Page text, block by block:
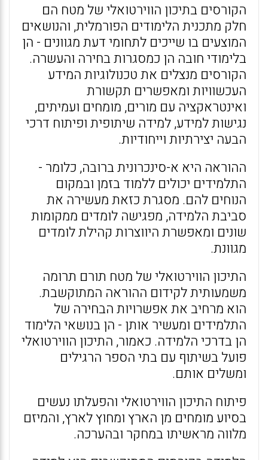
הקורסים בתיכון הווירטואלי של מטח הם
חלק מתכנית הלימודים הפורמלית, והנושאים
המוצעים בו שייכים לתחומי דעת מגוונים - הן
בלימודי חובה הן כמסגרות בחירה והעשרה.
הקורסים מנצלים את טכנולוגיות המידע
העכשוויות ומאפשרים תקשורת
ואינטראקציה עם מורים, מומחים ועמיתים,
נגישות למידע, למידה שיתופית ופיתוח דרכי
הבעה יצירתיות וייחודיות.
ההוראה היא א-סינכרונית ברובה, כלומר -
התלמידים יכולים ללמוד בזמן ובמקום
הנוחים להם. מסגרת כזאת מעשירה את
סביבת הלמידה, מפגישה לומדים ממקומות
שונים ומאפשרת היווצרות קהילת לומדים
מגוונת.
התיכון הווירטואלי של מטח תורם תרומה
משמעותית לקידום ההוראה המתוקשבת.
הוא מרחיב את אפשרויות הבחירה של
התלמידים ומעשיר אותן - הן בנושאי הלימוד
הן בדרכי הלמידה. כאמור, התיכון הווירטואלי
פועל בשיתוף עם בתי הספר הרגילים
ומשלים אותם.
פיתוח התיכון הווירטואלי והפעלתו נעשים
בסיוע מומחים מן הארץ ומחוץ לארץ, והמיזם
מלווה מראשיתו במחקר ובהערכה.